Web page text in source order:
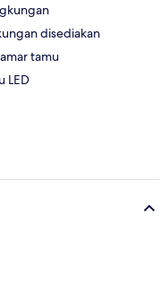
disediakan
tamu
LED